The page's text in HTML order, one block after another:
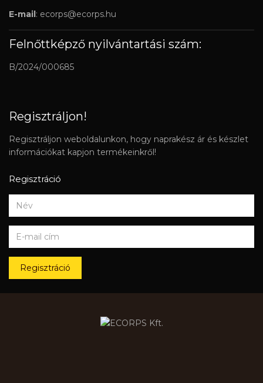
E-mail: ecorps@ecorps.hu
Felnőttképző nyilvántartási szám:
B/2024/000685
Regisztráljon!
Regisztráljon weboldalunkon, hogy naprakész ár és készlet
információkat kapjon termékeinkről!
Regisztráció
Regisztráció